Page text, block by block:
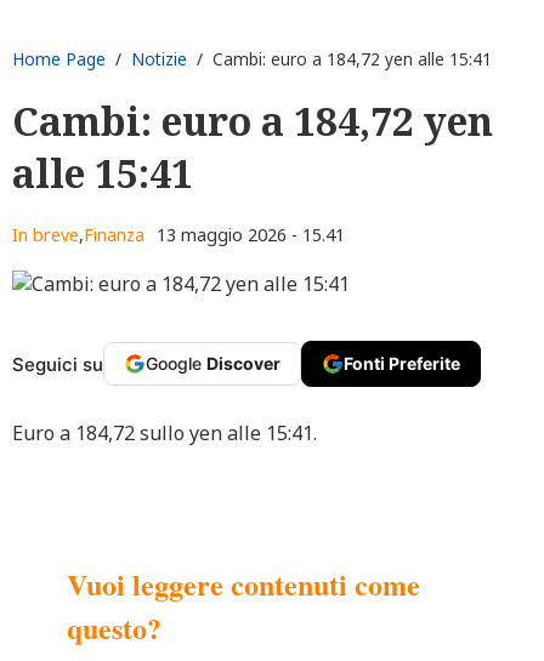
Home Page / Notizie / Cambi: euro a 184,72 yen alle 15:41
Cambi: euro a 184,72 yen
alle 15:41
In breve,Finanza 13 maggio 2026 - 15.41
Seguici su Google Discover Fonti Preferite
Euro a 184,72 sullo yen alle 15:41.